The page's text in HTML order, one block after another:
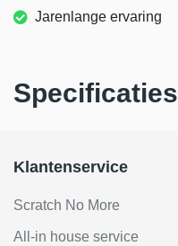
Jarenlange ervaring
Specificaties
Klantenservice
Scratch No More
All-in house service